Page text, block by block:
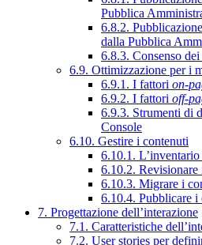
Pubblica
6.8.2.
dalla Pubblica
6.8.3. Consenso
6.9. Ottimizzazione per i
6.9.1. I fattori on-
6.9.2. I fattori off-
6.9.3. Strumenti di
Console
6.10. Gestire i contenuti
6.10.1.
6.10.2. Revisionare
6.10.3. Migrare i
6.10.4. Pubblicare i
7. Progettazione dell’interazione
7.1. Caratteristiche
7.2. User stories per